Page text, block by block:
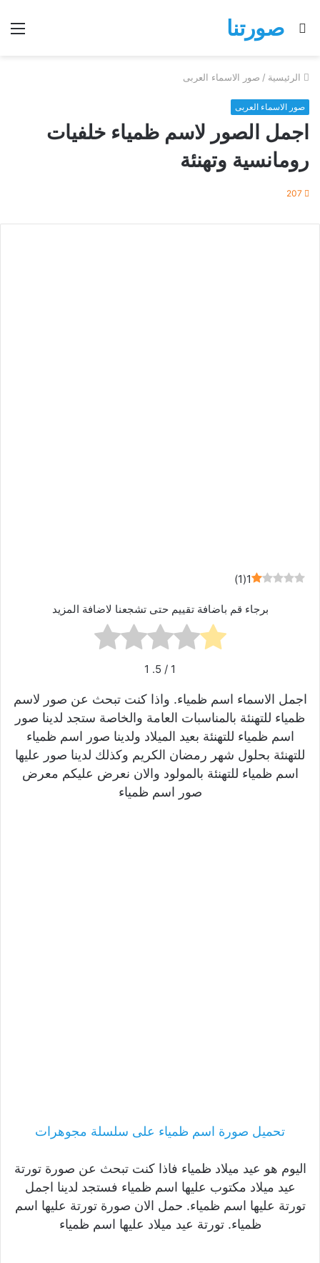
صورتنا
بحث
الرئيسية / صور الاسماء العربى
صور الاسماء العربى
اجمل الصور لاسم ظمياء خلفيات
رومانسية وتهنئة
207
1
(
1
)
برجاء قم باضافة تقييم حتى تشجعنا لاضافة المزيد
1
/ 5.
1
اجمل الاسماء اسم ظمياء. واذا كنت تبحث عن صور لاسم
ظمياء للتهنئة بالمناسبات العامة والخاصة ستجد لدينا صور
اسم ظمياء للتهنئة بعيد الميلاد ولدينا صور اسم ظمياء
للتهنئة بحلول شهر رمضان الكريم وكذلك لدينا صور عليها
اسم ظمياء للتهنئة بالمولود والان نعرض عليكم معرض
صور اسم ظمياء
تحميل صورة اسم ظمياء على سلسلة مجوهرات
اليوم هو عيد ميلاد ظمياء فاذا كنت تبحث عن صورة تورتة
عيد ميلاد مكتوب عليها اسم ظمياء فستجد لدينا اجمل
تورتة عليها اسم ظمياء. حمل الان صورة تورتة عليها اسم
ظمياء. تورتة عيد ميلاد عليها اسم ظمياء